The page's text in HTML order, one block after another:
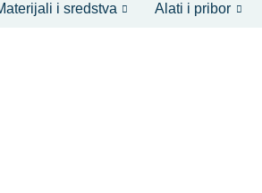
i sredstva Alati i pribor